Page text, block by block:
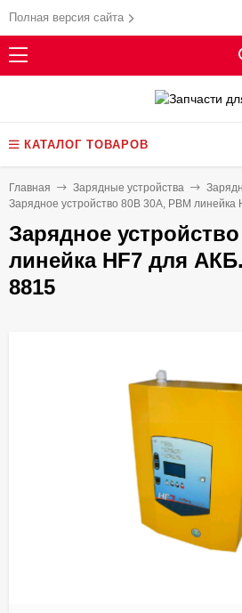
Полная версия сайта
КАТАЛОГ ТОВАРОВ
Главная Зарядные устройства
Зарядное устройство 80В 30А, PBM линейка
Зарядное
линейка HF7 для
8815